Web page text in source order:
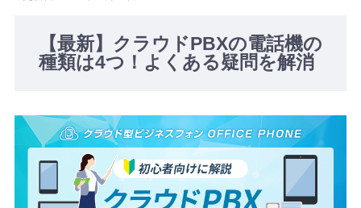
【最新】クラウドPBXの電話機の
種類は4つ！よくある疑問を解消